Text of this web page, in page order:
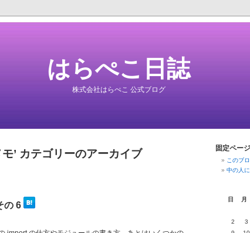
はらぺこ日誌
株式会社はらぺこ 公式ブログ
モ’ カテゴリーのアーカイブ
の 6
固定ページ
このブ
中の人
日 月
2
3